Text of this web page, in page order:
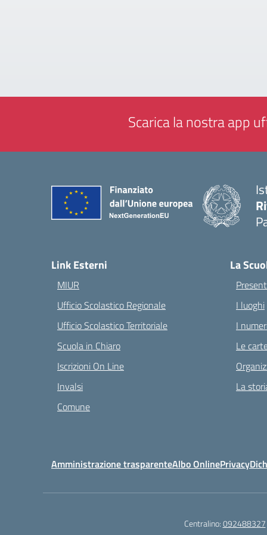
Scarica la nostra app
Link Esterni
MIUR
Ufficio Scolastico Regionale
Ufficio Scolastico Territoriale
Scuola in Chiaro
Iscrizioni On Line
Invalsi
Comune
La
I luoghi
I
Le
La
Amministrazione trasparenteAlbo OnlinePrivacy
Centralino:092488327